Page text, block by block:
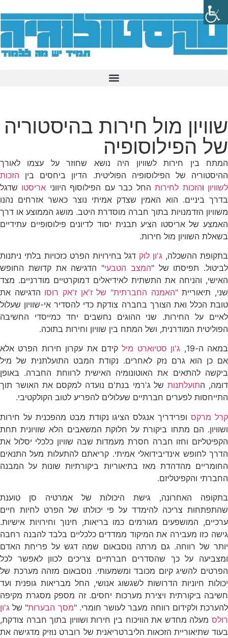
שוויון מול חירות בהיסטוריה
של הפילוסופיה
המתח בין חירות לשוויון היה נושא שחוזר על עצמו לאורך
ההיסטוריה של הפילוסופיה הפוליטית. הדיון ביחסים בין הזכות
לשוויון והזכות לחירותהחל כבר עם הפילוסוף היווני אריסטו שדגל
בדרך ביניים. הוא האמין שצדק אמיתי נוצר כאשר אזרחים נהנו
משוויון הזדמנויות בתוך חברה מוסדרת היטב. מושג הממוצע או דרך
האמצע של אריסטו הציע תבנית יסוד לדיונים פילוסופיים עתידיים
בשאלת השוויון מול חירות.
בתקופת ההשכלה, ג'ון לוק דגל בחירויות הפרט כזכויות בלתי ניתנות
לביטול. תפיסתו של "המצב הטבעי" הדגישה את קדושת החופש
האישי, והניחה את התשתית לאידיאלים דמוקרטיים מודרניים. מצד
שני, תיאוריית"האמנה החברתית" של ז'אן ז'אק רוסו הדגישה את
טובת הכלל ואת הצורך בחברה צודקת כדי להסדיר אי-שוויון שעלול
לאיים על החירות. שני ההוגים נחשבים יחד כמייסדי החשיבה
הפוליטית המודרנית, ושל המתח בין שוויון וחירות בתוכה.
במאה ה-19,
ג'ון סטיוארט מילקידם את עקרון חירות הפרט אלא
אם כן הוא גרם נזק לאחרים. נקודת המבט התועלתנית של מיל
ביקשה להתאים את האוטונומיה האישית לרווחת החברה. באופן
דומה, התועלתנותשל ג'רמי בנת'ם נועדה למקסם את האושר תוך
התייחסות לפערים חברתיים שעלולים להפריע לטוב הקולקטיבי.
קרל מרקסופרידריך אנגלס הציגו נקודת מבט מהפכנית על חירות
ושוויון. הם מתחו ביקורת על חלוקת המשאבים הלא שוויונית תחת
הקפיטליזם וחזו חברה חסרת מעמדות שבה שוויון כלכלי יסלול את
הדרך לחופש אינדיבידואלי אמיתי. קריאתם להתעלות מעל התנאים
החומריים מהדהדת מאז בתיאוריות ביקורתיות שונות על המבנה
החברתי והקפיטליזם.
בתקופה האחרונה, גישת היכולות של אמרטיה סן טוענת
שהתפתחות צריכה להימדד על פי יכולתו של הפרט לחיות חיים
ערכיים, המושפעים מגורמים כמו בריאות, חינוך וחירויות אישיות.
גישה כזו מעבירה את המיקוד ממדדים כלכליים בלבד להבנה רחבה
יותר של רווחה. גם מרתה נוסבאום שמה דגש על פריחת האדם
ומצביעה על כך שהסדרים חברתיים צריכים לכוון לאפשר לכל
הפרטים להשיג קיום מכובד ומשמעותי. נוסבאום מזהה מערכת של
יכולות חיוניות הדרושות לשגשוג אנושי, החל מבריאות גופנית ועד
חשיבה ביקורתית ויצירת מערכות יחסים. זה מספק מסגרת מקיפה
להערכת ולקידום רווחה מעבר לעושר חומרי. "מסך הבערות" של ג'ון
רולס מעלה מחדש את הוויכוח בין חירות ושוויון בתוך חברה צודקת,
בעוד שתיאוריית הזכאות הליברטריאנית של רוברט נוזיק מדגישה את